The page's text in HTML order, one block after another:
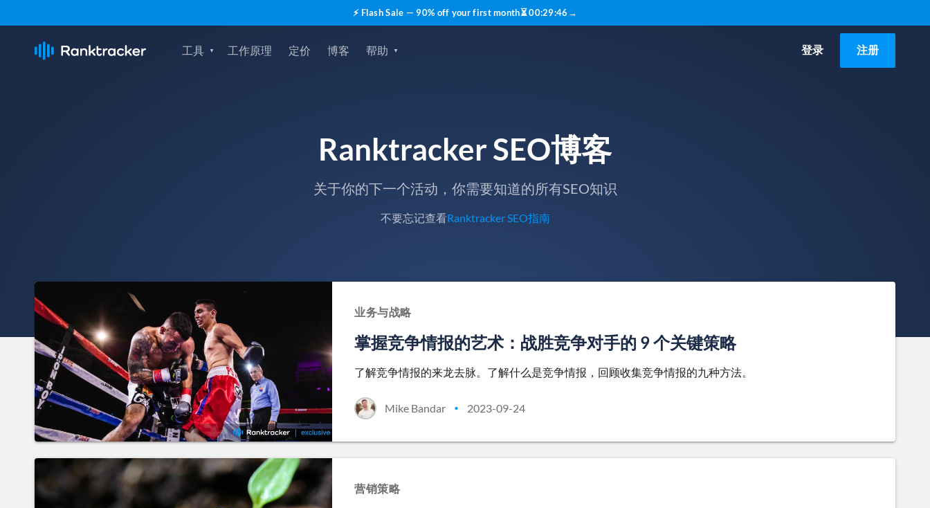
⚡ Flash Sale — 90% off your first month⏳00:29:45 →
工具 工作原理 定价 博客 帮助 登录 注册
Ranktracker SEO博客
关于你的下一个活动，你需要知道的所有SEO知识
不要忘记查看Ranktracker SEO指南
业务与战略
掌握竞争情报的艺术：战胜竞争对手的 9 个关键策略
了解竞争情报的来龙去脉。了解什么是竞争情报，回顾收集竞争情报的九种方法。
Mike Bandar • 2023-09-24
营销策略